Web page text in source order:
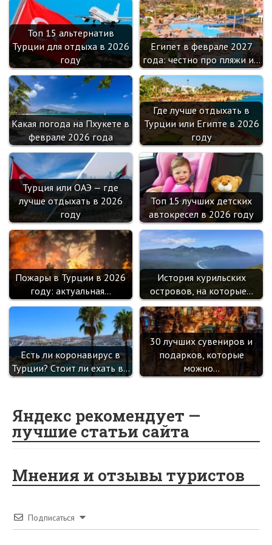
Топ 15 альтернатив
Турции для отдыха в 2026
году
Египет в феврале 2027
года: честно про пляжи и…
Какая погода на Пхукете в
феврале 2026 года
Где лучше отдыхать в
Турции или Египте в 2026
году
Турция или ОАЭ — где
лучше отдыхать в 2026
году
Топ 15 лучших детских
автокресел в 2026 году
Пожары в Турции в 2026
году: актуальная…
История курильских
островов, на которые…
Есть ли коронавирус в
Турции? Стоит ли ехать в…
30 лучших сувениров и
подарков, которые
можно…
Яндекс рекомендует —
лучшие статьи сайта
Мнения и отзывы туристов
Подписаться